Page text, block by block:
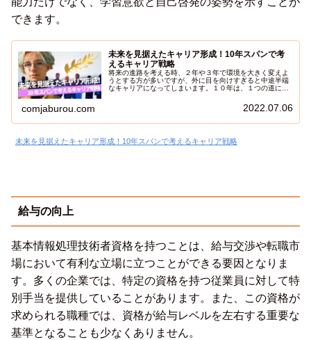
できます。
未来を見据えたキャリア形成！10年スパンで考
えるキャリア戦略
将来の進路を考える時、２年や３年で環境を大きく変えよ
うとする方が多いですが、外に目を向けすぎると中途半端
なキャリアになってしまいます。１０年は、１つの道に対
可能です。今日は、人生を１０年スパンで考えるマインド
comjaburou.com 2022.07.06
未来を見据えたキャリア形成！10年スパンで考えるキャリア戦略
給与の向上
基本情報処理技術者資格を持つことは、給与交渉や転職市
場において有利な立場に立つことができる要因となりま
す。多くの企業では、特定の資格を持つ従業員に対して特
別手当を提供していることがあります。また、この資格が
求められる職種では、資格が給与レベルを左右する重要な
基準となることも少なくありません。